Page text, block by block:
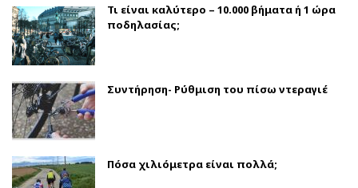
Τι είναι καλύτερο – 10.000 βήματα ή 1 ώρα
ποδηλασίας;
Συντήρηση- Ρύθμιση του πίσω ντεραγιέ
Πόσα χιλιόμετρα είναι πολλά;